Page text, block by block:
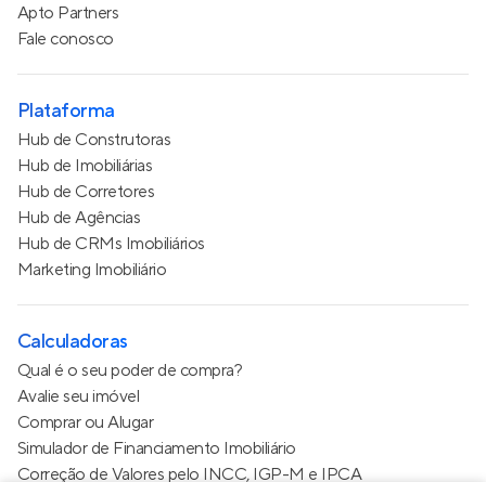
Apto Partners
Fale conosco
Plataforma
Hub de Construtoras
Hub de Imobiliárias
Hub de Corretores
Hub de Agências
Hub de CRMs Imobiliários
Marketing Imobiliário
Calculadoras
Qual é o seu poder de compra?
Avalie seu imóvel
Comprar ou Alugar
Simulador de Financiamento Imobiliário
Correção de Valores pelo INCC, IGP-M e IPCA